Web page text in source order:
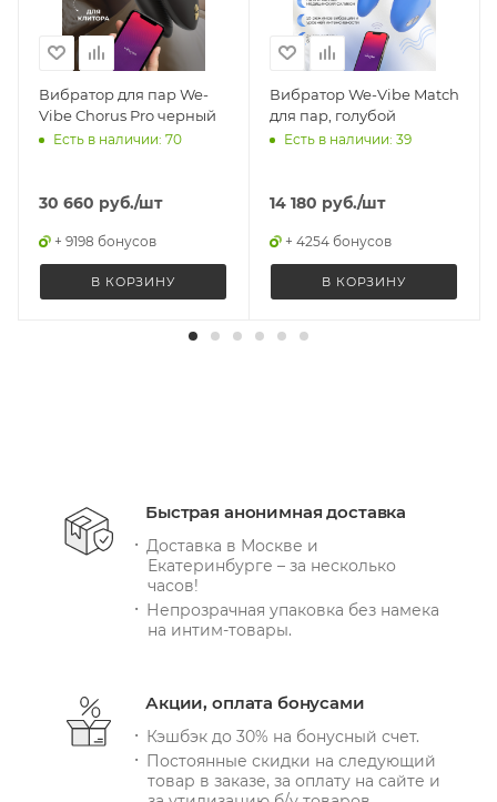
Вибратор для пар We-
Vibe Chorus Pro черный
Есть в наличии: 70
30 660 руб./шт
+ 9198 бонусов
В КОРЗИНУ
Вибратор We-Vibe Match
для пар, голубой
Есть в наличии: 39
14 180 руб./шт
+ 4254 бонусов
В КОРЗИНУ
Быстрая анонимная доставка
Доставка в Москве и
Екатеринбурге – за несколько
часов!
Непрозрачная упаковка без намека
на интим-товары.
Акции, оплата бонусами
Кэшбэк до 30% на бонусный счет.
Постоянные скидки на следующий
товар в заказе, за оплату на сайте и